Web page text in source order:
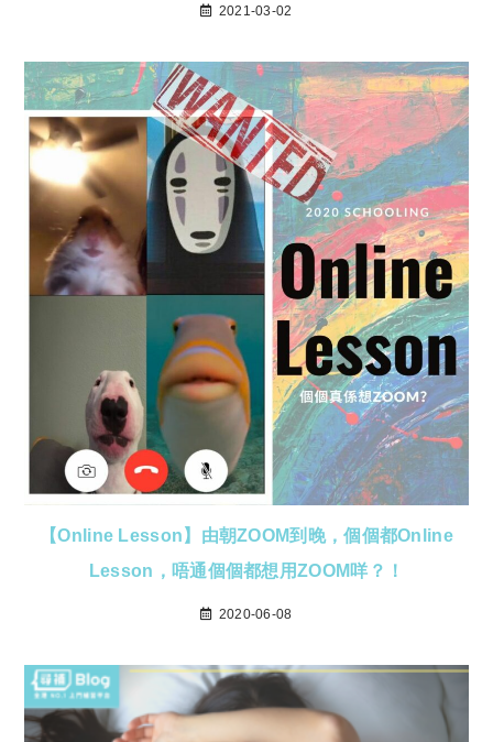
2021-03-02
【Online Lesson】由朝ZOOM到晚，個個都Online
Lesson，唔通個個都想用ZOOM咩？！
2020-06-08